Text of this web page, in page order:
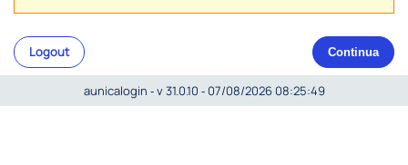
Logout Continua
aunicalogin ‐ v 31.0.10 ‐ 07/08/2026 08:25:49